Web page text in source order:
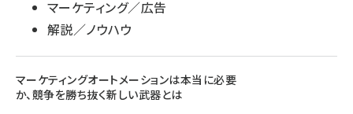
マーケティング／広告
解説／ノウハウ
マーケティングオートメーションは本当に必要
か、競争を勝ち抜く新しい武器とは